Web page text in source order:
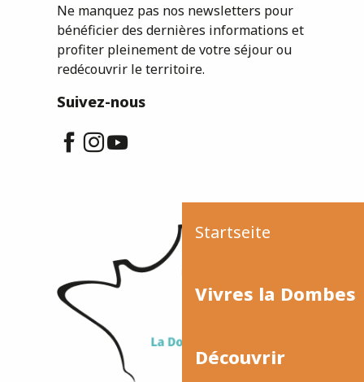
Startseite
Vivres la Dombes
Découvrir
Ne manquez pas nos newsletters pour
bénéficier des dernières informations et
profiter pleinement de votre séjour ou
redécouvrir le territoire.
Suivez-nous